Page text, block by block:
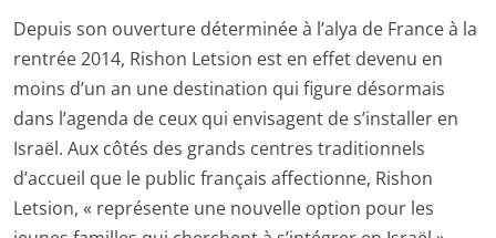
Depuis son ouverture déterminée à l’alya de France à la
rentrée 2014, Rishon Letsion est en effet devenu en
moins d’un an une destination qui figure désormais
dans l’agenda de ceux qui envisagent de s’installer en
Israël. Aux côtés des grands centres traditionnels
d’accueil que le public français affectionne, Rishon
Letsion, « représente une nouvelle option pour les